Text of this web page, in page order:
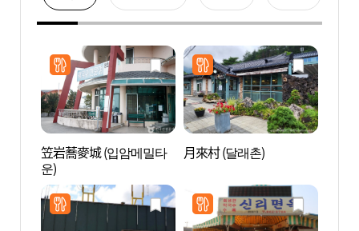
笠岩蕎麥城 (입암메밀타
운)
月來村 (달래촌)